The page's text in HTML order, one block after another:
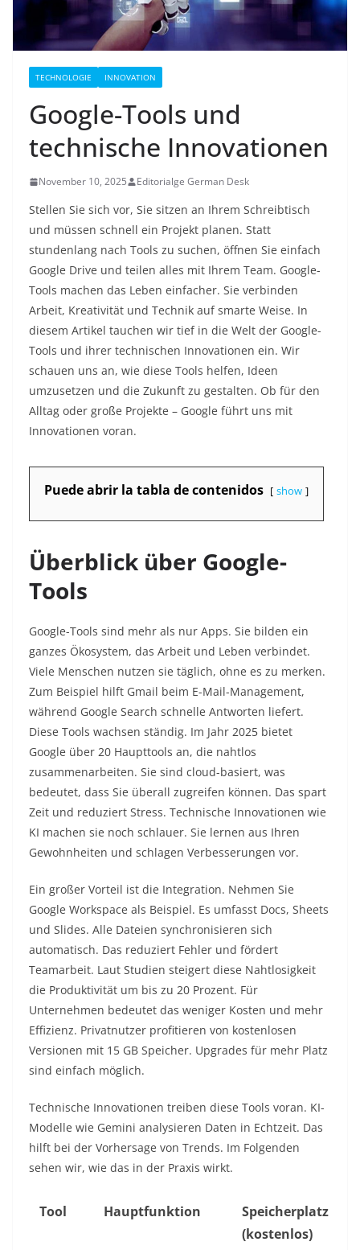
TECHNOLOGIE INNOVATION
Google-Tools und
technische Innovationen
November 10, 2025 Editorialge German Desk
Stellen Sie sich vor, Sie sitzen an Ihrem Schreibtisch
und müssen schnell ein Projekt planen. Statt
stundenlang nach Tools zu suchen, öffnen Sie einfach
Google Drive und teilen alles mit Ihrem Team. Google-
Tools machen das Leben einfacher. Sie verbinden
Arbeit, Kreativität und Technik auf smarte Weise. In
diesem Artikel tauchen wir tief in die Welt der Google-
Tools und ihrer technischen Innovationen ein. Wir
schauen uns an, wie diese Tools helfen, Ideen
umzusetzen und die Zukunft zu gestalten. Ob für den
Alltag oder große Projekte – Google führt uns mit
Innovationen voran.​
Puede abrir la tabla de contenidos show
Überblick über Google-
Tools
Google-Tools sind mehr als nur Apps. Sie bilden ein
ganzes Ökosystem, das Arbeit und Leben verbindet.
Viele Menschen nutzen sie täglich, ohne es zu merken.
Zum Beispiel hilft Gmail beim E-Mail-Management,
während Google Search schnelle Antworten liefert.
Diese Tools wachsen ständig. Im Jahr 2025 bietet
Google über 20 Haupttools an, die nahtlos
zusammenarbeiten. Sie sind cloud-basiert, was
bedeutet, dass Sie überall zugreifen können. Das spart
Zeit und reduziert Stress. Technische Innovationen wie
KI machen sie noch schlauer. Sie lernen aus Ihren
Gewohnheiten und schlagen Verbesserungen vor.​
Ein großer Vorteil ist die Integration. Nehmen Sie
Google Workspace als Beispiel. Es umfasst Docs, Sheets
und Slides. Alle Dateien synchronisieren sich
automatisch. Das reduziert Fehler und fördert
Teamarbeit. Laut Studien steigert diese Nahtlosigkeit
die Produktivität um bis zu 20 Prozent. Für
Unternehmen bedeutet das weniger Kosten und mehr
Effizienz. Privatnutzer profitieren von kostenlosen
Versionen mit 15 GB Speicher. Upgrades für mehr Platz
sind einfach möglich.​
Technische Innovationen treiben diese Tools voran. KI-
Modelle wie Gemini analysieren Daten in Echtzeit. Das
hilft bei der Vorhersage von Trends. Im Folgenden
sehen wir, wie das in der Praxis wirkt.
Tool Hauptfunktion
Speicherplatz
(kostenlos)